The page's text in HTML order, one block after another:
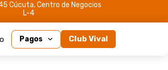
Cúcuta, Centro de Negocios
L-4
Pagos Club Vival